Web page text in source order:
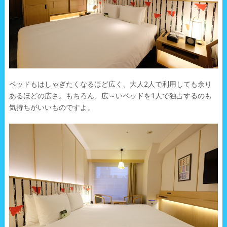
ベッドもはしゃぎたくなるほど広く、大人2人で利用しても余り
あるほどの広さ。もちろん、広～いベッドを1人で独占するのも
気持ちがいいものですよ。